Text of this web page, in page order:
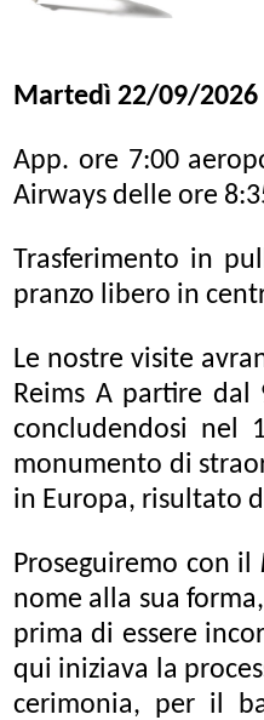
Martedì 22/09/2026
App. ore 7:00
Airways delle ore
Trasferimento in
pranzo libero in
Le nostre visite
Reims A partire
concludendosi nel
monumento di
in Europa, risultato
Proseguiremo con il
nome alla sua
prima di essere
qui iniziava la
cerimonia, per il